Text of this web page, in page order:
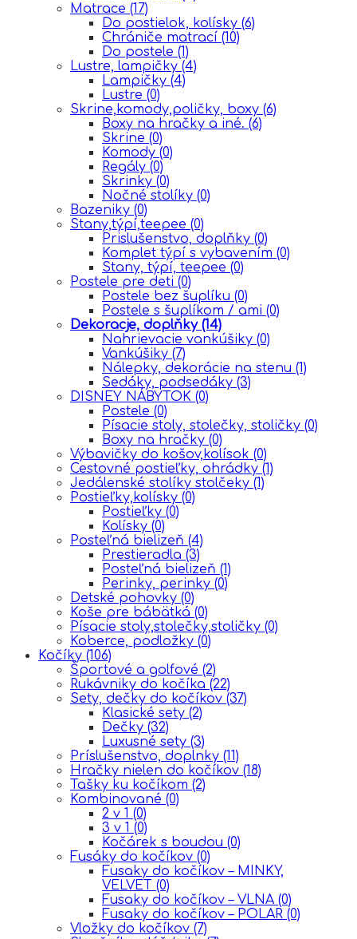
Matrace (17)
Do postielok, kolísky (6)
Chrániče matrací (10)
Do postele (1)
Lustre, lampičky (4)
Lampičky (4)
Lustre (0)
Skrine,komody,poličky, boxy (6)
Boxy na hračky a iné. (6)
Skrine (0)
Komody (0)
Regály (0)
Skrinky (0)
Nočné stolíky (0)
Bazeniky (0)
Stany,týpí,teepee (0)
Prislušenstvo, doplňky (0)
Komplet týpí s vybavením (0)
Stany, týpí, teepee (0)
Postele pre deti (0)
Postele bez šuplíku (0)
Postele s šuplíkom / ami (0)
Dekoracje, doplňky (14)
Nahrievacie vankúšiky (0)
Vankúšiky (7)
Nálepky, dekorácie na stenu (1)
Sedáky, podsedáky (3)
DISNEY NÁBYTOK (0)
Postele (0)
Písacie stoly, stolečky, stoličky (0)
Boxy na hračky (0)
Výbavičky do košov,kolísok (0)
Cestovné postieľky, ohrádky (1)
Jedálenské stolíky stolčeky (1)
Postieľky,kolísky (0)
Postieľky (0)
Kolísky (0)
Posteľná bielizeň (4)
Prestieradla (3)
Posteľná bielizeň (1)
Perinky, perinky (0)
Detské pohovky (0)
Koše pre bábätká (0)
Písacie stoly,stolečky,stoličky (0)
Koberce, podložky (0)
Kočíky (106)
Športové a golfové (2)
Rukávniky do kočíka (22)
Sety, dečky do kočíkov (37)
Klasické sety (2)
Dečky (32)
Luxusné sety (3)
Príslušenstvo, doplnky (11)
Hračky nielen do kočíkov (18)
Tašky ku kočíkom (2)
Kombinované (0)
2 v 1 (0)
3 v 1 (0)
Kočárek s boudou (0)
Fusáky do kočíkov (0)
Fusaky do kočíkov – MINKY,
VELVET (0)
Fusaky do kočíkov – VLNA (0)
Fusaky do kočíkov – POLAR (0)
Vložky do kočíkov (7)